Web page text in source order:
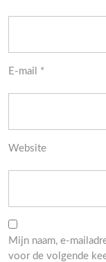
E-mail *
Website
Mijn naam, e-
voor de volgende